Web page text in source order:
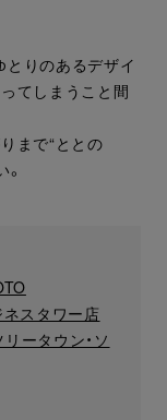
りのあるデザイ
てしまうこと間
まで“ととの
スタワー店
ータウン・ソ